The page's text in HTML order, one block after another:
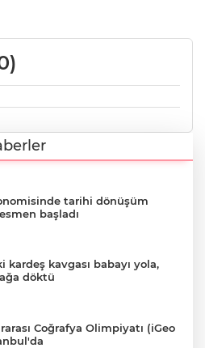
)
tarihi dönüşüm
başladı
kardeş kavgası babayı yola,
döktü
Coğrafya Olimpiyatı (iGeo